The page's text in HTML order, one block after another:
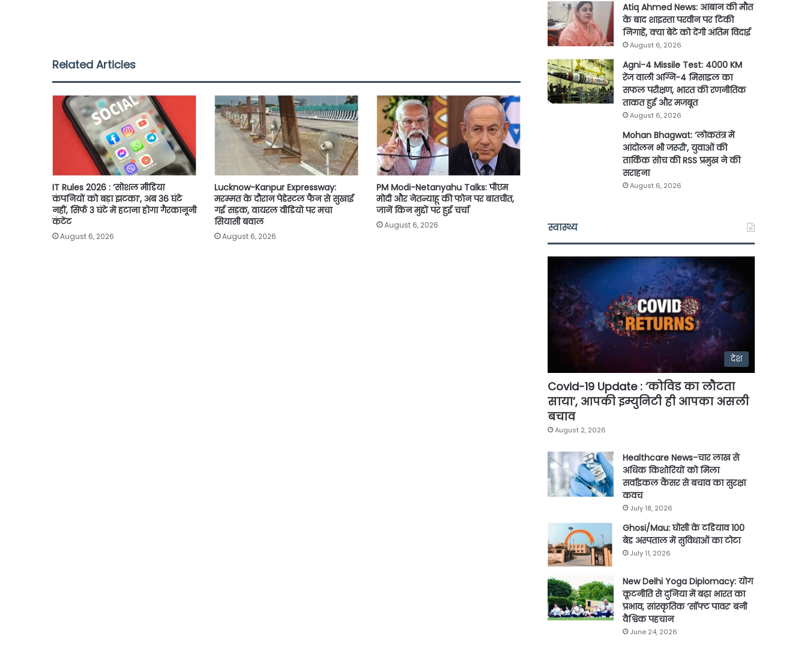
k
p
n
k
Related Articles
IT Rules 2026 : ‘सोशल मीडिया
कंपनियों को बड़ा झटका’, अब 36 घंटे
नहीं, सिर्फ 3 घंटे में हटाना होगा गैरकानूनी
कंटेंट
August 6, 2026
Lucknow-Kanpur Expressway:
मरम्मत के दौरान पेडेस्टल फैन से सुखाई
गई सड़क, वायरल वीडियो पर मचा
सियासी बवाल
August 6, 2026
PM Modi-Netanyahu Talks: पीएम
मोदी और नेतन्याहू की फोन पर बातचीत,
जानें किन मुद्दों पर हुई चर्चा
August 6, 2026
Atiq Ahmed News: आबान की मौत
के बाद शाइस्ता परवीन पर टिकी
निगाहें, क्या बेटे को देंगी अंतिम विदाई
August 6, 2026
Agni-4 Missile Test: 4000 KM
रेंज वाली अग्नि-4 मिसाइल का
सफल परीक्षण, भारत की रणनीतिक
ताकत हुई और मजबूत
August 6, 2026
Mohan Bhagwat: ‘लोकतंत्र में
आंदोलन भी जरूरी’, युवाओं की
तार्किक सोच की RSS प्रमुख ने की
सराहना
August 6, 2026
स्वास्थ्य
देश
Covid-19 Update : ‘कोविड का लौटता
साया’, आपकी इम्युनिटी ही आपका असली
बचाव
August 2, 2026
Healthcare News-चार लाख से
अधिक किशोरियों को मिला
सर्वाइकल कैंसर से बचाव का सुरक्षा
कवच
July 18, 2026
Ghosi/Mau: घोसी के टडियाव 100
बेड अस्पताल में सुविधाओं का टोटा
July 11, 2026
New Delhi Yoga Diplomacy: योग
कूटनीति से दुनिया में बढ़ा भारत का
प्रभाव, सांस्कृतिक ‘सॉफ्ट पावर’ बनी
वैश्विक पहचान
June 24, 2026